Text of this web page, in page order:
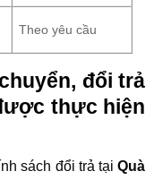
Theo yêu cầu
đổi trả
thực hiện
sách đổi trả tạiQuà